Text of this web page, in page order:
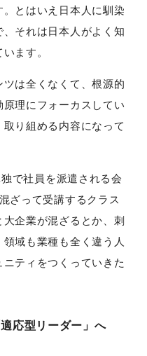
とはいえ日本人に馴染
それは日本人がよく知
ます。
は全くなくて、根源的
理にフォーカスしてい
り組める内容になって
で社員を派遣される会
ざって受講するクラス
企業が混ざるとか、刺
域も業種も全く違う人
ティをつくっていきた
応型リーダー」へ